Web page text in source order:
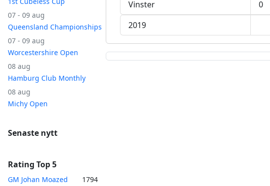
07 - 09 aug
Queensland Championships
07 - 09 aug
Worcestershire Open
08 aug
Hamburg Club Monthly
08 aug
Michy Open
Senaste nytt
Rating Top 5
GM Johan Moazed 1794
Vinster
0
2019